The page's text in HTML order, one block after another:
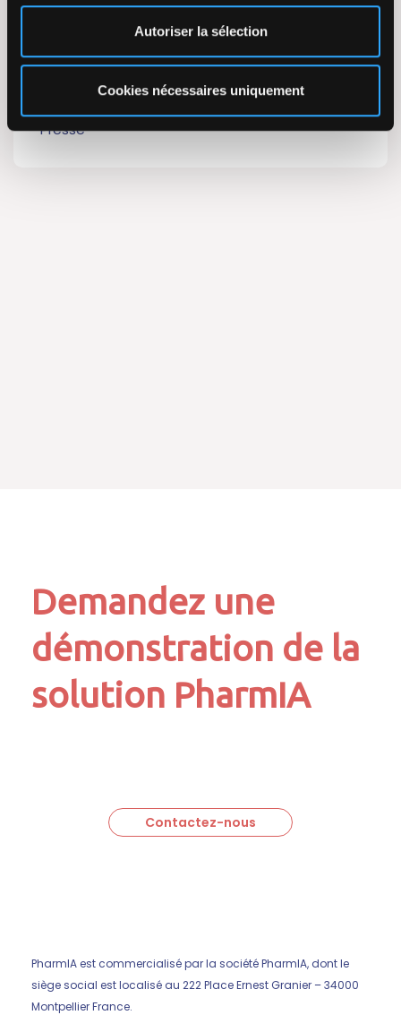
Autoriser la sélection
Cookies nécessaires uniquement
Évènements
Presse
Demandez une
démonstration de la
solution PharmIA
Contactez-nous
PharmIA est commercialisé par la société PharmIA, dont le
siège social est localisé au 222 Place Ernest Granier – 34000
Montpellier France.